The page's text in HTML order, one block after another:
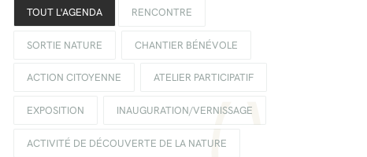
TOUT L'AGENDA RENCONTRE
SORTIE NATURE CHANTIER BÉNÉVOLE
ACTION CITOYENNE ATELIER PARTICIPATIF
EXPOSITION INAUGURATION/VERNISSAGE
ACTIVITÉ DE DÉCOUVERTE DE LA NATURE